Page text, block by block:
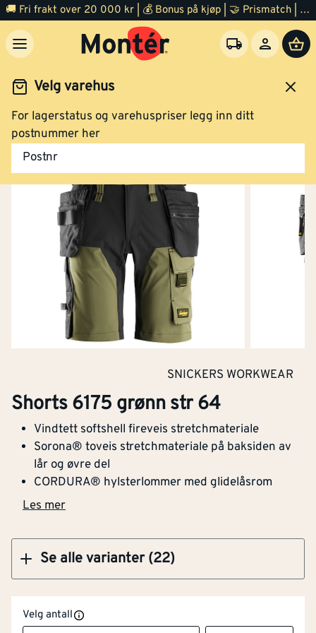
🚚 Fri frakt over 20 000 kr | 💰 Bonus på kjøp | 🤝 Prismatch | ⭐ 100% fornøyd garanti | 🏪 140 byggevarehus
Velg varehus
For lagerstatus og varehuspriser legg inn ditt
postnummer her
Postnr
og verneutstyr
SNICKERS WORKWEAR
Shorts 6175 grønn str 64
Vindtett softshell fireveis stretchmateriale
Sorona® toveis stretchmateriale på baksiden av
lår og øvre del
CORDURA® hylsterlommer med glidelåsrom
Les mer
Se alle varianter (22)
Shorts 6175 blå str 60
Kjøp
Shorts 6175 blå str 62
Shorts 6175 blå str 64
Kjøp
Velg antall
Nei
Varmeisolert Nei
Flammehemmende
Nei
Høy synlighet
(signalfarger)
Med reflekterende striper Nei
Lysbueprøvet Nei
Varslingsbeskyttelse i
Snekkerbukse/selebukse Nei